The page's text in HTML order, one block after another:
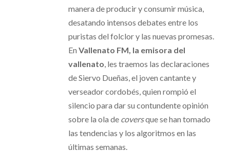
manera de producir y consumir música,
desatando intensos debates entre los
puristas del folclor y las nuevas promesas.
En Vallenato FM, la emisora del
vallenato , les traemos las declaraciones
de Siervo Dueñas, el joven cantante y
verseador cordobés, quien rompió el
silencio para dar su contundente opinión
sobre la ola de coversque se han tomado
las tendencias y los algoritmos en las
últimas semanas.